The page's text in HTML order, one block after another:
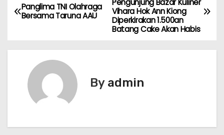
o
v
Pengunjung Bazar Kuliner
Vihara Hok Ann Kiong
Diperkirakan 1.500an
Batang Cake Akan Habis
Panglima TNI Olahraga
Bersama Taruna AAU
By admin